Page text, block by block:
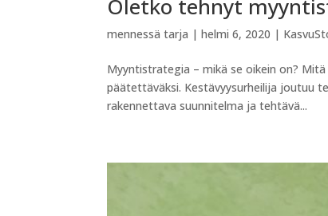
Oletko tehnyt
mennessätarja |helmi 6, 2020 |
Myyntistrategia – mikä se oikein on?
päätettäväksi. Kestävyysurheilija joutuu
rakennettava suunnitelma ja tehtävä...